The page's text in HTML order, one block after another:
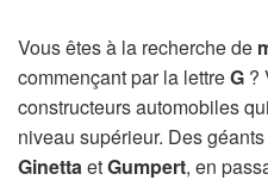
Vous êtes à la recherche de
commençant par la lettreG ?
constructeurs automobiles
niveau supérieur. Des
GinettaetGumpert, en